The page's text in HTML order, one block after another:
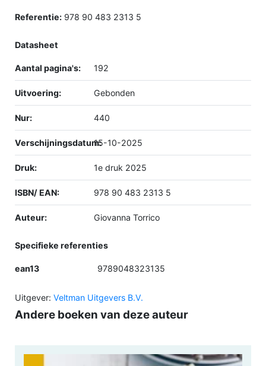
Referentie: 978 90 483 2313 5
Datasheet
Aantal pagina's: 192
Uitvoering: Gebonden
Nur: 440
Verschijningsdatum:15-10-2025
Druk: 1e druk 2025
ISBN/ EAN: 978 90 483 2313 5
Auteur: Giovanna Torrico
Specifieke referenties
ean13 9789048323135
Uitgever: Veltman Uitgevers B.V.
Andere boeken van deze auteur